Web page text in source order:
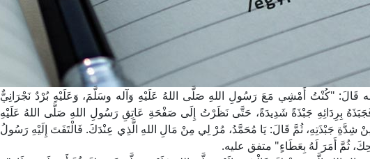
"كُنْتُ أَمْشِي مَعَ رَسُولِ اللهِ صَلَّى اللهُ عَلَيْهِ وَآله وسَلَّمَ، وَعَلَيْهِ بُرْدٌ نَجْرَانِيٌّ
بِرِدَائِهِ جَبْذَةً شَدِيدَةً، حَتَّى نَظَرْتُ إِلَى صَفْحَةِ عَاتِقِ رَسُولِ اللهِ صَلَّى اللهُ عَلَيْهِ
شِدَّةِ جَبْذَتِهِ، ثُمَّ قَالَ: يَا مُحَمَّدُ، مُرْ لِي مِنْ مَالِ اللهِ الَّذِي عِنْدَكَ. فَالْتَفَتَ إِلَيْهِ رَسُولُ
ثُمَّ أَمَرَ لَهُ بِعَطَاءٍ" متفق عليه.